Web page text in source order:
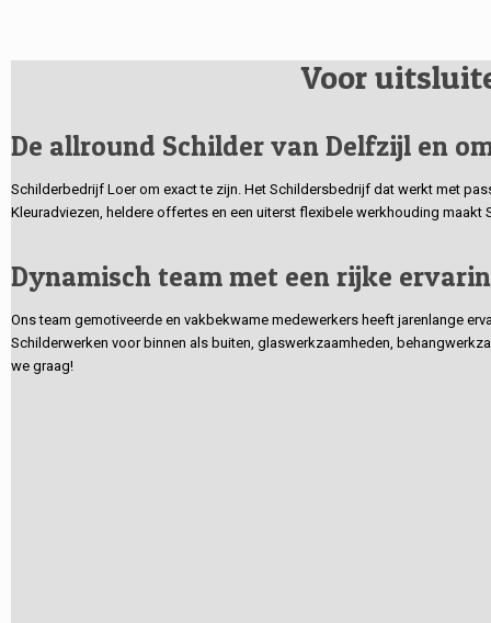
Voor
De allround Schilder van Delfzijl en
Schilderbedrijf Loer om exact te zijn. Het Schildersbedrijf dat werkt met
Kleuradviezen, heldere offertes en een uiterst flexibele werkhouding
Dynamisch team met een rijke
Ons team gemotiveerde en vakbekwame medewerkers heeft jarenlange
Schilderwerken voor binnen als buiten, glaswerkzaamheden,
we graag!